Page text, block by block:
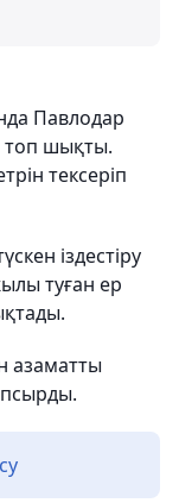
Павлодар
топ шықты.
тексеріп
іздестіру
туған ер
азаматты